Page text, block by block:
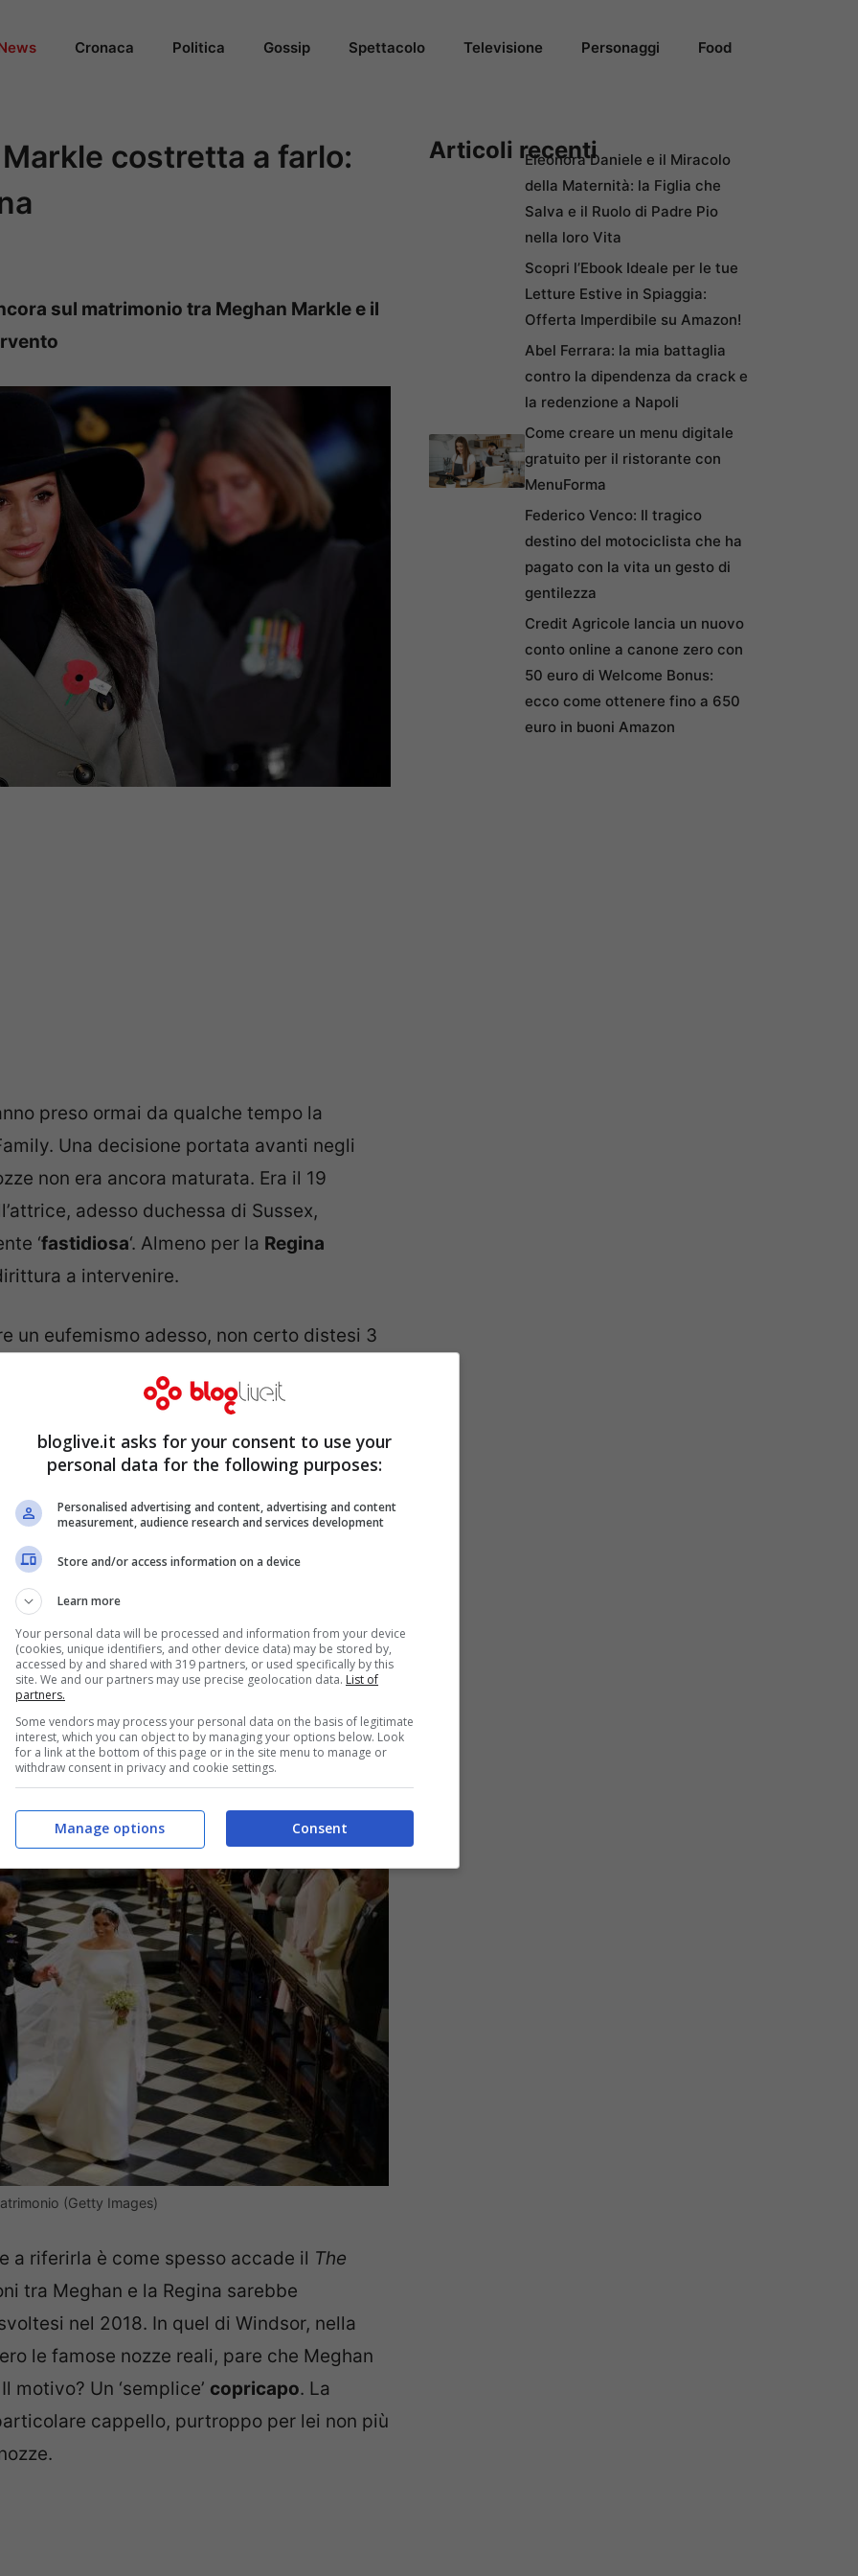
Cronaca Politica Gossip Spettacolo Televisione Personaggi Food
costretta a farlo:
sul matrimonio tra Meghan Markle e il
preso ormai da qualche tempo la
Una decisione portata avanti negli
non era ancora maturata. Era il 19
adesso duchessa di Sussex,
‘fastidiosa‘. Almeno per la Regina
a intervenire.
un eufemismo adesso, non certo distesi 3
crisi, secondo quanto riportato in queste
per il suo matrimonio. Un cappello non
il panico.
della Regina alle nozze
(Getty Images)
a riferirla è come spesso accade il The
tra Meghan e la Regina sarebbe
nel 2018. In quel di Windsor, nella
le famose nozze reali, pare che Meghan
Un ‘semplice’ copricapo. La
cappello, purtroppo per lei non più
Articoli recentiEleonora Daniele e il Miracolo
della Maternità: la Figlia che
Salva e il Ruolo di Padre Pio
nella loro Vita
Scopri l’Ebook Ideale per le tue
Letture Estive in Spiaggia:
Offerta Imperdibile su Amazon!
Abel Ferrara: la mia battaglia
contro la dipendenza da crack e
la redenzione a Napoli
Come creare un menu digitale
gratuito per il ristorante con
MenuForma
Federico Venco: Il tragico
destino del motociclista che ha
pagato con la vita un gesto di
gentilezza
Credit Agricole lancia un nuovo
conto online a canone zero con
50 euro di Welcome Bonus:
ecco come ottenere fino a 650
euro in buoni Amazon
bloglive.it asks for your consent to use your
personal data for the following purposes:
Personalised advertising and content, advertising and content
measurement, audience research and services development
Store and/or access information on a device
Learn more
Your personal data will be processed and information from your device
(cookies, unique identifiers, and other device data) may be stored by,
accessed by and shared with 319 partners, or used specifically by this
site. We and our partners may use precise geolocation data. List of
partners.
Some vendors may process your personal data on the basis of legitimate
interest, which you can object to by managing your options below. Look
for a link at the bottom of this page or in the site menu to manage or
withdraw consent in privacy and cookie settings.
Consent
Manage options